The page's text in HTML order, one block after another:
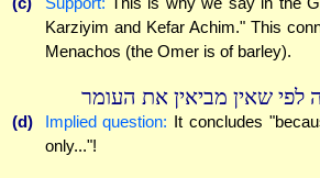
Karziyim and Kefar Achim." This
Menachos (the Omer is of barley).
לפי שאין מביאין את העומר
(d) Implied question: It concludes
only..."!